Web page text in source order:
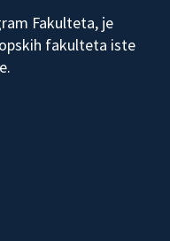
Fakulteta, je
fakulteta iste